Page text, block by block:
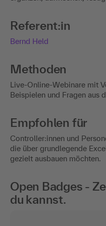
Referent:in
Bernd Held
Methoden
Live-Online-Webinare mit
Beispielen und Fragen aus
Empfohlen für
Controller:innen und
die über grundlegende
gezielt ausbauen möchten.
Open Badges -
du kannst.